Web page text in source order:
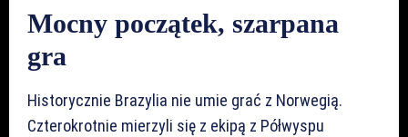
Mocny początek, szarpana
gra
Historycznie Brazylia nie umie grać z Norwegią.
Czterokrotnie mierzyli się z ekipą z Półwyspu